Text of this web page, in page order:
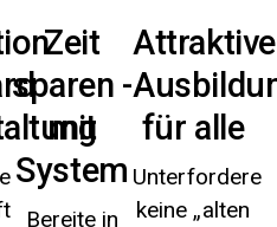
Zeit
sparen -
mit
System
Bereite in
Attraktive
für alle
Unterfordere
keine „alten